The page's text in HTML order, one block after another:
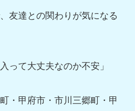
友達との関わりが気になる
って大丈夫なのか不安」
・甲府市・市川三郷町・甲